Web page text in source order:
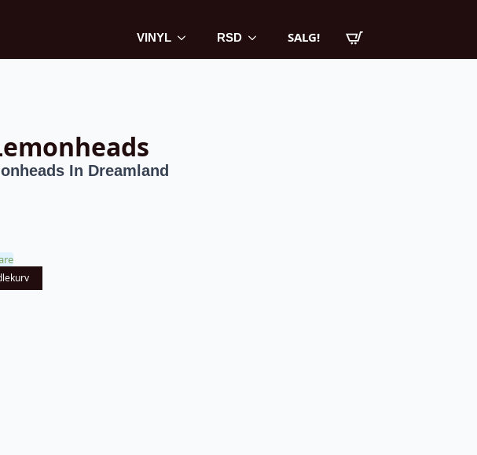
VINYL RSD SALG!
In Dreamland